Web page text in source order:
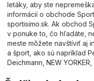
letáky, aby ste
informácií o obchode
sportisimo.sk. Ak obchod
v ponuke to, čo hľadáte,
meste môžete navštíviť aj
a šport, ako sú napríklad
Deichmann, NEW YORKER,